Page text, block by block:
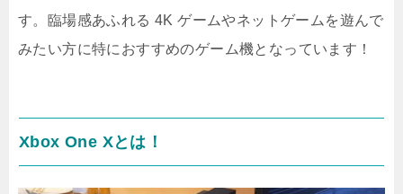
す。臨場感あふれる 4K ゲームやネットゲームを遊んで
みたい方に特におすすめのゲーム機となっています！
Xbox One Xとは！